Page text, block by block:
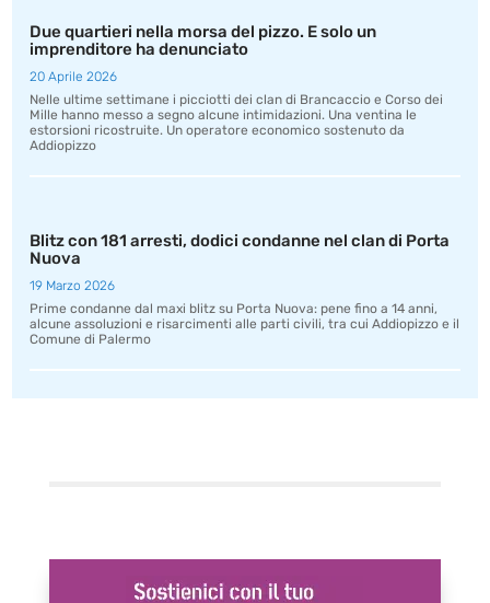
Due quartieri nella morsa del pizzo. E solo un
imprenditore ha denunciato
20 Aprile 2026
Nelle ultime settimane i picciotti dei clan di Brancaccio e Corso dei
Mille hanno messo a segno alcune intimidazioni. Una ventina le
estorsioni ricostruite. Un operatore economico sostenuto da
Addiopizzo
Blitz con 181 arresti, dodici condanne nel clan di Porta
Nuova
19 Marzo 2026
Prime condanne dal maxi blitz su Porta Nuova: pene fino a 14 anni,
alcune assoluzioni e risarcimenti alle parti civili, tra cui Addiopizzo e il
Comune di Palermo